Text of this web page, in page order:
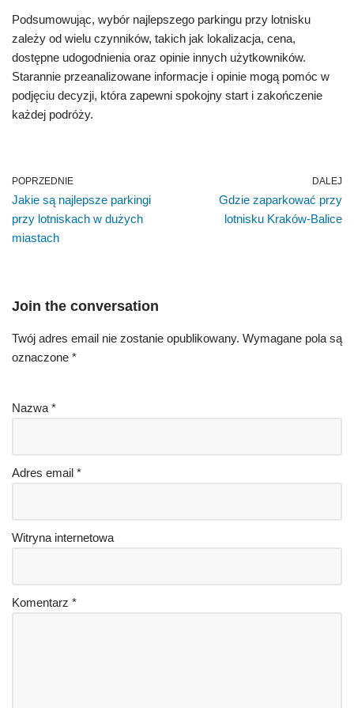
Podsumowując, wybór najlepszego parkingu przy lotnisku
zależy od wielu czynników, takich jak lokalizacja, cena,
dostępne udogodnienia oraz opinie innych użytkowników.
Starannie przeanalizowane informacje i opinie mogą pomóc w
podjęciu decyzji, która zapewni spokojny start i zakończenie
każdej podróży.
POPRZEDNIE
Jakie są najlepsze parkingi
przy lotniskach w dużych
miastach
DALEJ
Gdzie zaparkować przy
lotnisku Kraków-Balice
Join the conversation
Twój adres email nie zostanie opublikowany. Wymagane pola są
oznaczone *
Nazwa *
Adres email *
Witryna internetowa
Komentarz *